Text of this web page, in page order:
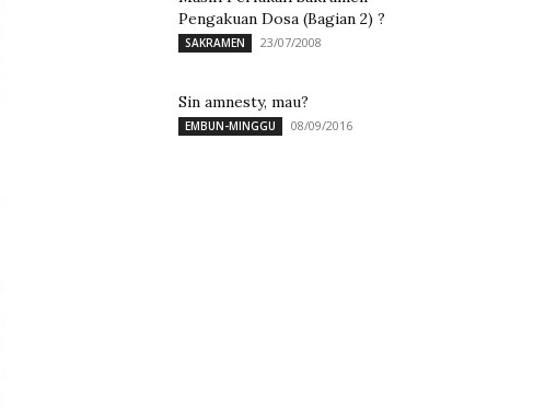
Pengakuan Dosa (Bagian 2) ?
SAKRAMEN 23/07/2008
Sin amnesty, mau?
EMBUN-MINGGU 08/09/2016